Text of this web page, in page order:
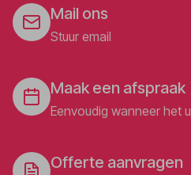
Mail ons
Stuur email
Maak een afspraak
Eenvoudig wanneer het
Offerte aanvragen